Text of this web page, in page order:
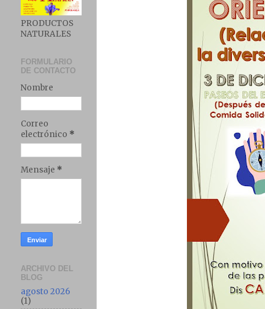
PRODUCTOS
NATURALES
FORMULARIO
DE CONTACTO
Nombre
Correo
electrónico *
Mensaje *
ARCHIVO DEL
BLOG
agosto 2026
(1)